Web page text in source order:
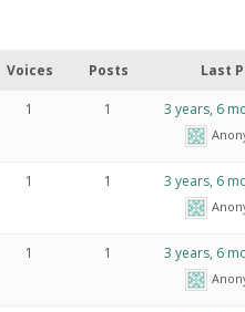
Voices Posts Last
1 1 3 years, 6
1 1 3 years, 6
1 1 3 years, 6